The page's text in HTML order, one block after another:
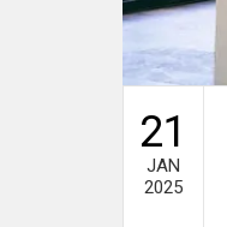
21
JAN
2025